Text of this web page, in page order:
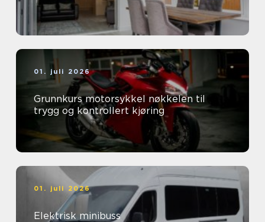
01. juli 2026
Grunnkurs motorsykkel nøkkelen til
trygg og kontrollert kjøring
01. juli 2026
Elektrisk minibuss